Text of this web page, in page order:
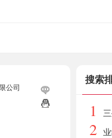
公司
搜索
1
2